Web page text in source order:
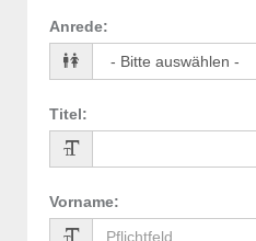
Anrede:
Titel:
Vorname: